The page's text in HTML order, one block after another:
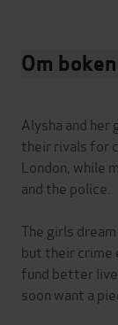
Om boken
Alysha and
their rivals for
London, while
and the police.
The girls
but their crime
fund better
soon want a